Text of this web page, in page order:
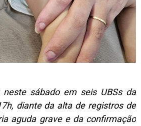
neste sábado em seis UBSs da
diante da alta de registros de
aguda grave e da confirmação